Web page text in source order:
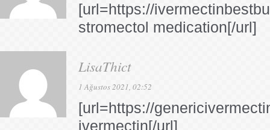
[url=https://
stromectol medication[/url]
LisaThict
1 Ağustos 2021, 02:52
[url=https://
ivermectin[/url]